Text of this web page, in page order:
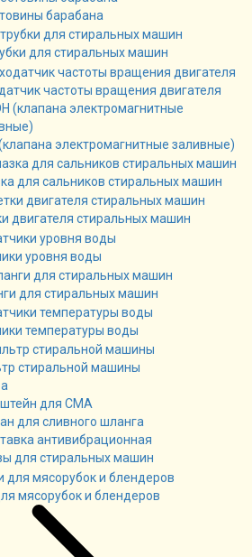
барабана
для стиральных машин
частоты вращения двигателя
электромагнитные заливные)
для сальников стиральных машин
двигателя стиральных машин
уровня воды
для стиральных машин
температуры воды
стиральной машины
для СМА
для сливного шланга
антивибрационная
для стиральных машин
мясорубок и блендеров